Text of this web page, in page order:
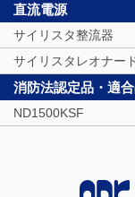
直流電源
サイリスタ整流器
サイリスタレオナー
消防法認定品・適合
ND1500KSF